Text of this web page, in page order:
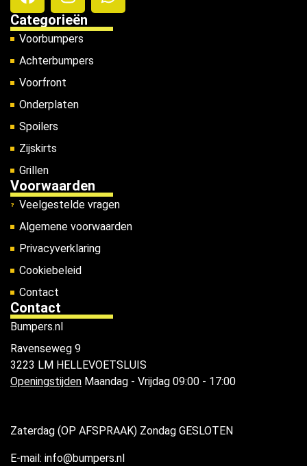
Categorieën
Voorbumpers
Achterbumpers
Voorfront
Onderplaten
Spoilers
Zijskirts
Grillen
Voorwaarden
Veelgestelde vragen
Algemene voorwaarden
Privacyverklaring
Cookiebeleid
Contact
Contact
Bumpers.nl
Ravenseweg 9
3223 LM HELLEVOETSLUIS
Openingstijden Maandag - Vrijdag 09:00 - 17:00
Zaterdag (OP AFSPRAAK) Zondag GESLOTEN
E-mail: info@bumpers.nl